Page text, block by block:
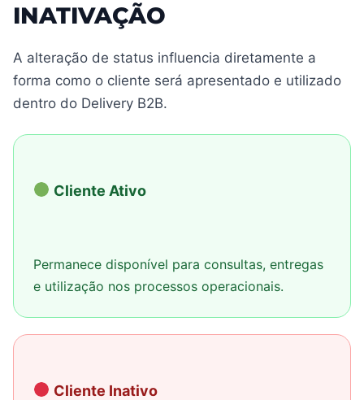
INATIVAÇÃO
A alteração de status influencia diretamente a
forma como o cliente será apresentado e utilizado
dentro do Delivery B2B.
Cliente Ativo
Permanece disponível para consultas, entregas
e utilização nos processos operacionais.
Cliente Inativo